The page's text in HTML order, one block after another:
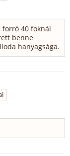
forró 40 foknál
benne
hanyagsága.